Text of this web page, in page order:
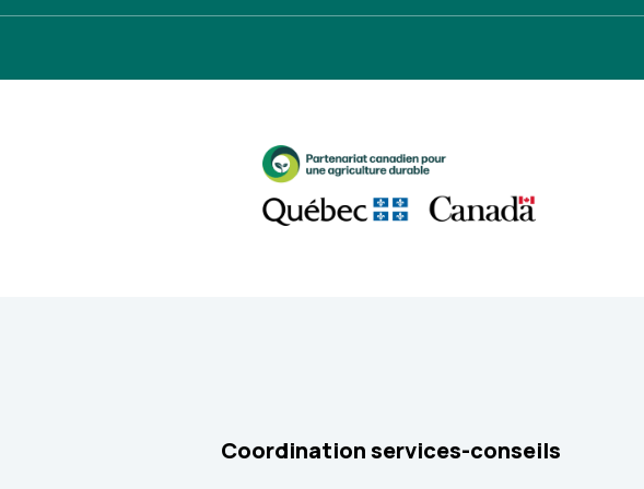
Coordination services-conseils